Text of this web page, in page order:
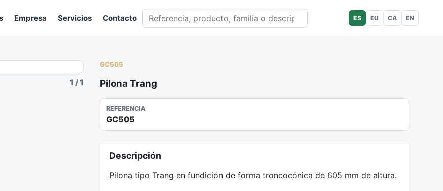
Empresa Servicios Contacto Buscar en catálogo ES EU CA EN
1 /1
GC505
Pilona Trang
REFERENCIA
GC505
Descripción
Pilona tipo Trang en fundición de forma troncocónica de 605 mm de altura.